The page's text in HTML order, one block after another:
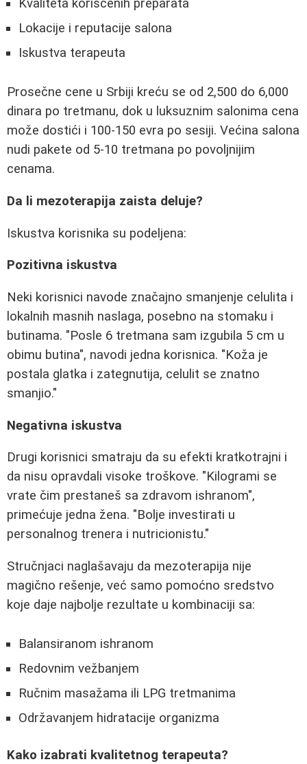
Kvaliteta korišćenih preparata
Lokacije i reputacije salona
Iskustva terapeuta
Prosečne cene u Srbiji kreću se od 2,500 do 6,000
dinara po tretmanu, dok u luksuznim salonima cena
može dostići i 100-150 evra po sesiji. Većina salona
nudi pakete od 5-10 tretmana po povoljnijim
cenama.
Da li mezoterapija zaista deluje?
Iskustva korisnika su podeljena:
Pozitivna iskustva
Neki korisnici navode značajno smanjenje celulita i
lokalnih masnih naslaga, posebno na stomaku i
butinama. "Posle 6 tretmana sam izgubila 5 cm u
obimu butina", navodi jedna korisnica. "Koža je
postala glatka i zategnutija, celulit se znatno
smanjio."
Negativna iskustva
Drugi korisnici smatraju da su efekti kratkotrajni i
da nisu opravdali visoke troškove. "Kilogrami se
vrate čim prestaneš sa zdravom ishranom",
primećuje jedna žena. "Bolje investirati u
personalnog trenera i nutricionistu."
Stručnjaci naglašavaju da mezoterapija nije
magično rešenje, već samo pomoćno sredstvo
koje daje najbolje rezultate u kombinaciji sa:
Balansiranom ishranom
Redovnim vežbanjem
Ručnim masažama ili LPG tretmanima
Održavanjem hidratacije organizma
Kako izabrati kvalitetnog terapeuta?